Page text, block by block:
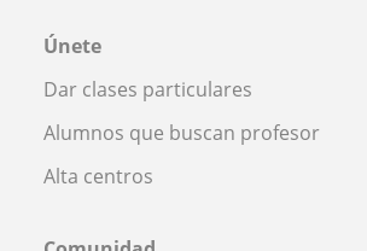
Únete
Dar clases particulares
Alumnos que buscan profesor
Alta centros